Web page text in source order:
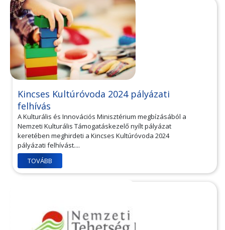
Kincses Kultúróvoda 2024 pályázati
felhívás
A Kulturális és Innovációs Minisztérium megbízásából a
Nemzeti Kulturális Támogatáskezelő nyílt pályázat
keretében meghirdeti a Kincses Kultúróvoda 2024
pályázati felhívást....
TOVÁBB